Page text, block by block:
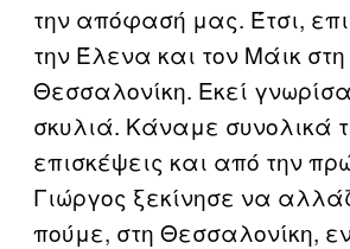
την απόφασή μας. Έτσι,
την Έλενα και τον Μάικ στη
Θεσσαλονίκη. Εκεί
σκυλιά. Κάναμε συνολικά
επισκέψεις και από την
Γιώργος ξεκίνησε να
πούμε, στη Θεσσαλονίκη,